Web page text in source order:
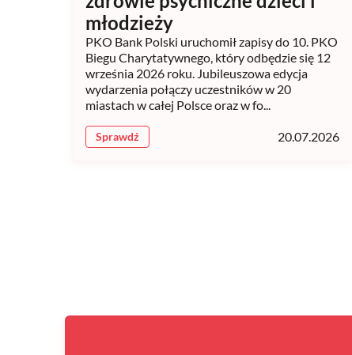
młodzieży
PKO Bank Polski uruchomił zapisy do 10. PKO
Biegu Charytatywnego, który odbędzie się 12
września 2026 roku. Jubileuszowa edycja
wydarzenia połączy uczestników w 20
miastach w całej Polsce oraz w fo...
Sprawdź 20.07.2026